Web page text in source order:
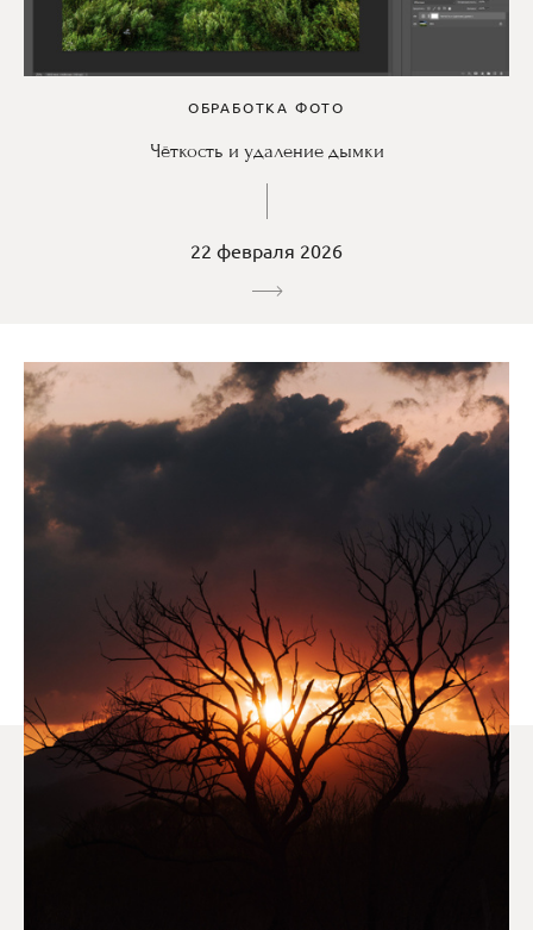
ОБРАБОТКА ФОТО
Чёткость и удаление дымки
22 февраля 2026